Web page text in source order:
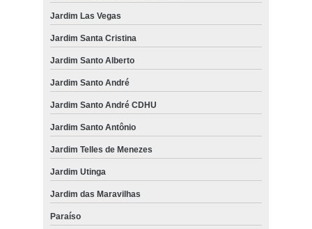
Jardim Las Vegas
Jardim Santa Cristina
Jardim Santo Alberto
Jardim Santo André
Jardim Santo André CDHU
Jardim Santo Antônio
Jardim Telles de Menezes
Jardim Utinga
Jardim das Maravilhas
Paraíso